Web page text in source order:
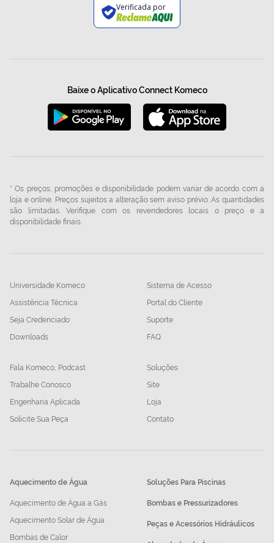
Verificada por
Baixe o Aplicativo Connect Komeco
* Os preços, promoções e disponibilidade podem variar de acordo com a
loja e online. Preços sujeitos a alteração sem aviso prévio. As quantidades
são limitadas. Verifique com os revendedores locais o preço e a
disponibilidade finais.
Universidade Komeco
Assistência Técnica
Seja Credenciado
Downloads
Sistema de Acesso
Portal do Cliente
Suporte
FAQ
Fala Komeco, Podcast
Trabalhe Conosco
Engenharia Aplicada
Solicite Sua Peça
Soluções
Site
Loja
Contato
Aquecimento de Água
Aquecimento de Água a Gás
Aquecimento Solar de Água
Bombas de Calor
Soluções Para Piscinas
Bombas e Pressurizadores
Peças e Acessórios Hidráulicos